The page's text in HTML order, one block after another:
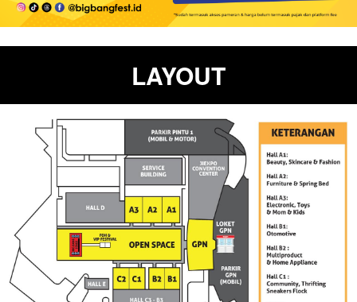
LAYOUT